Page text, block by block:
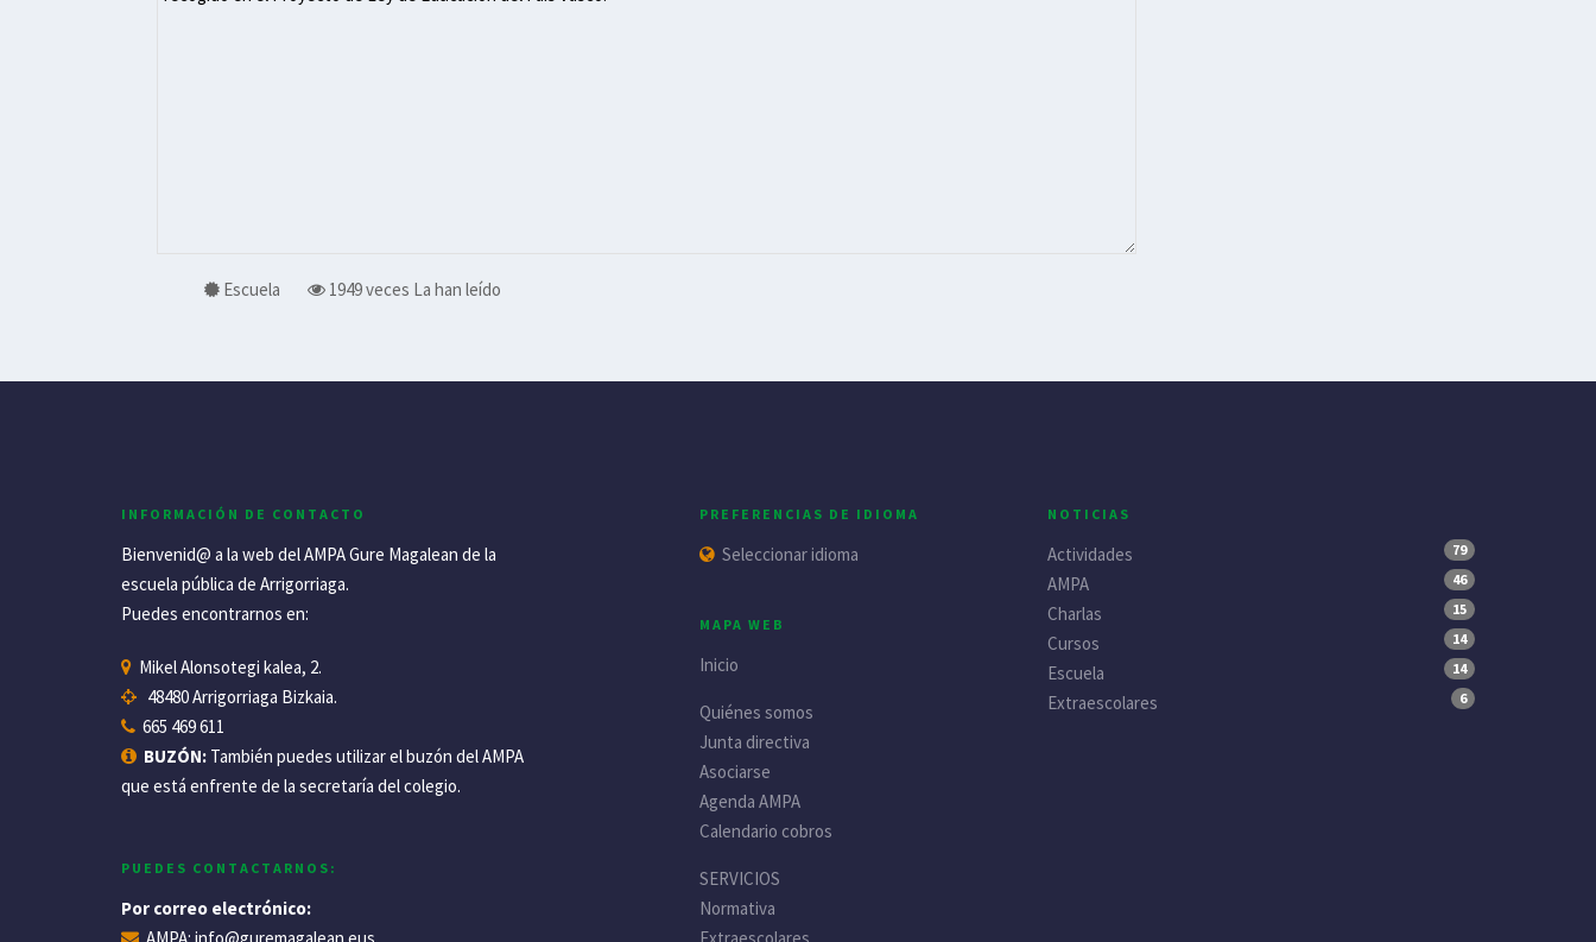
Escuela 1949 veces La han leído
INFORMACIÓN DE CONTACTO
Bienvenid@ a la web del AMPA Gure Magalean de la
escuela pública de Arrigorriaga.
Puedes encontrarnos en:
Mikel Alonsotegi kalea, 2.
48480 Arrigorriaga Bizkaia.
665 469 611
BUZÓN: También puedes utilizar el buzón del AMPA
que está enfrente de la secretaría del colegio.
PUEDES CONTACTARNOS:
Por correo electrónico:
PREFERENCIAS DE IDIOMA
Seleccionar idioma
MAPA WEB
Inicio
Quiénes somos
Junta directiva
Asociarse
Agenda AMPA
Calendario cobros
SERVICIOS
Normativa
NOTICIAS
Actividades 79
AMPA 46
Charlas 15
Cursos 14
Escuela 14
Extraescolares 6